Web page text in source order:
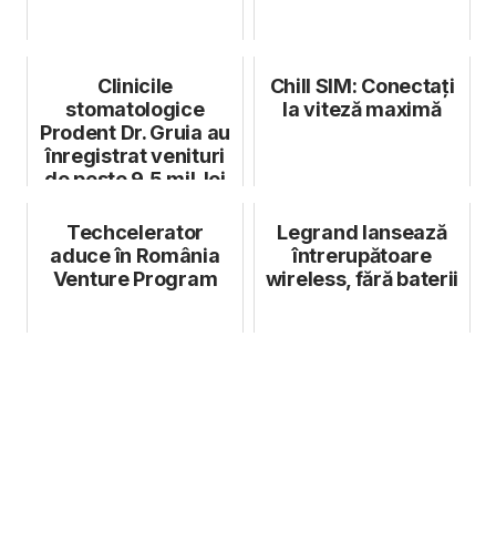
Clinicile
stomatologice
Prodent Dr. Gruia au
înregistrat venituri
de peste 9,5 mil. lei
Chill SIM: Conectați
la viteză maximă
Techcelerator
aduce în România
Venture Program
Legrand lansează
întrerupătoare
wireless, fără baterii